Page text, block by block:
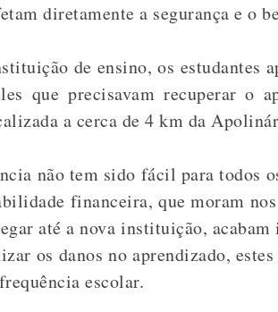
diretamente a segurança e o
de ensino, os estudantes
que precisavam recuperar o
a cerca de 4 km da
não tem sido fácil para todos
financeira,que moram
até a nova instituição,
os danos no aprendizado,
escolar.